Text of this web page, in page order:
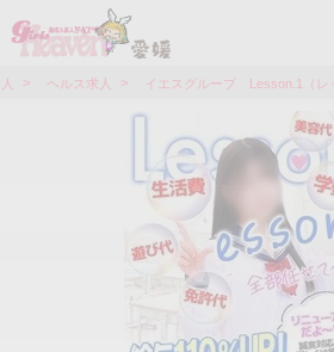
> ヘルス求人 > イエスグループ Lesson.1（レ